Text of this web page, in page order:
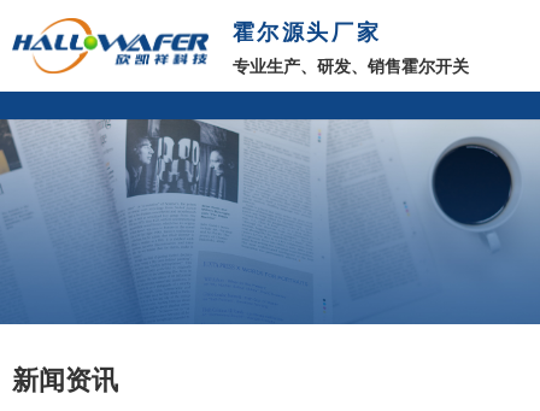
霍尔源头厂家
专业生产、研发、销售霍尔开关
新闻资讯